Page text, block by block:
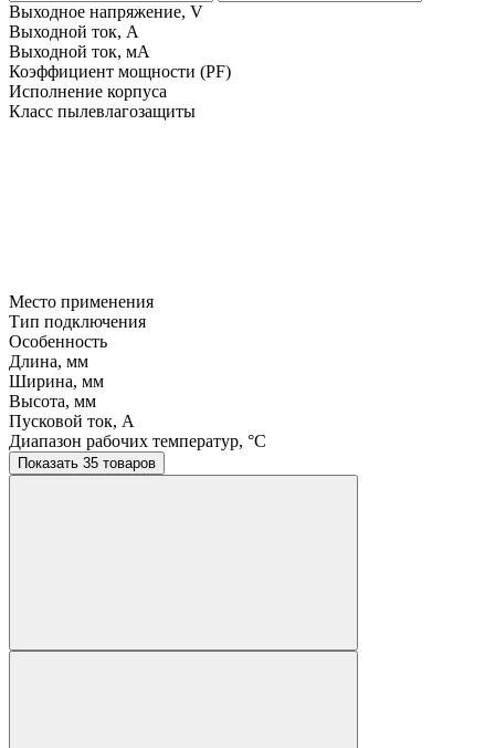
Выходное напряжение, V
Выходной ток, A
Выходной ток, мA
Коэффициент мощности (PF)
Исполнение корпуса
Класс пылевлагозащиты
Место применения
Тип подключения
Особенность
Длина, мм
Ширина, мм
Высота, мм
Пусковой ток, A
Диапазон рабочих температур, °C
Показать 35 товаров